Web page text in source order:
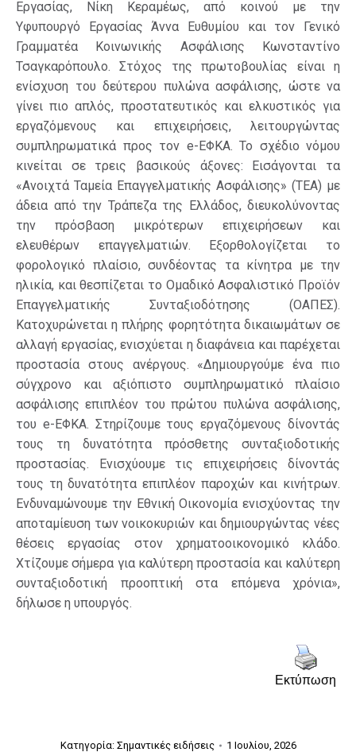
Εργασίας, Νίκη Κεραμέως, από κοινού με την
Υφυπουργό Εργασίας Άννα Ευθυμίου και τον Γενικό
Γραμματέα Κοινωνικής Ασφάλισης Κωνσταντίνο
Τσαγκαρόπουλο. Στόχος της πρωτοβουλίας είναι η
ενίσχυση του δεύτερου πυλώνα ασφάλισης, ώστε να
γίνει πιο απλός, προστατευτικός και ελκυστικός για
εργαζόμενους και επιχειρήσεις, λειτουργώντας
συμπληρωματικά προς τον e-ΕΦΚΑ. Το σχέδιο νόμου
κινείται σε τρεις βασικούς άξονες: Εισάγονται τα
«Ανοιχτά Ταμεία Επαγγελματικής Ασφάλισης» (ΤΕΑ) με
άδεια από την Τράπεζα της Ελλάδος, διευκολύνοντας
την πρόσβαση μικρότερων επιχειρήσεων και
ελευθέρων επαγγελματιών. Εξορθολογίζεται το
φορολογικό πλαίσιο, συνδέοντας τα κίνητρα με την
ηλικία, και θεσπίζεται το Ομαδικό Ασφαλιστικό Προϊόν
Επαγγελματικής Συνταξιοδότησης (ΟΑΠΕΣ).
Κατοχυρώνεται η πλήρης φορητότητα δικαιωμάτων σε
αλλαγή εργασίας, ενισχύεται η διαφάνεια και παρέχεται
προστασία στους ανέργους. «Δημιουργούμε ένα πιο
σύγχρονο και αξιόπιστο συμπληρωματικό πλαίσιο
ασφάλισης επιπλέον του πρώτου πυλώνα ασφάλισης,
του e-ΕΦΚΑ. Στηρίζουμε τους εργαζόμενους δίνοντάς
τους τη δυνατότητα πρόσθετης συνταξιοδοτικής
προστασίας. Ενισχύουμε τις επιχειρήσεις δίνοντάς
τους τη δυνατότητα επιπλέον παροχών και κινήτρων.
Ενδυναμώνουμε την Εθνική Οικονομία ενισχύοντας την
αποταμίευση των νοικοκυριών και δημιουργώντας νέες
θέσεις εργασίας στον χρηματοοικονομικό κλάδο.
Χτίζουμε σήμερα για καλύτερη προστασία και καλύτερη
συνταξιοδοτική προοπτική στα επόμενα χρόνια»,
δήλωσε η υπουργός.
Εκτύπωση
Κατηγορία: Σημαντικές ειδήσεις 1 Ιουλίου, 2026